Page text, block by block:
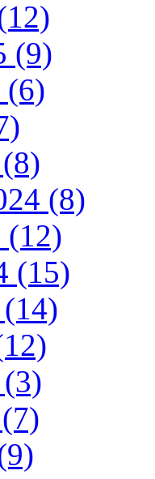
(9)
(6)
(8)
(12)
(15)